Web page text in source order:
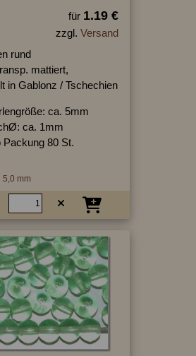
für 1.19 €
zzgl. Versand
rund
mattiert,
in Gablonz / Tschechien
ca. 5mm
ca. 1mm
Packung 80 St.
5,0 mm